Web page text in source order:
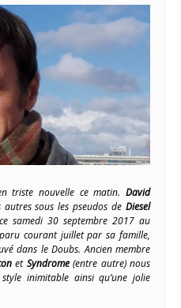
triste nouvelle ce matin. David
sous les pseudos de Diesel
samedi 30 septembre 2017 au
courant juillet par sa famille,
dans le Doubs. Ancien membre
et Syndrome(entre autre) nous
inimitable ainsi qu’une jolie